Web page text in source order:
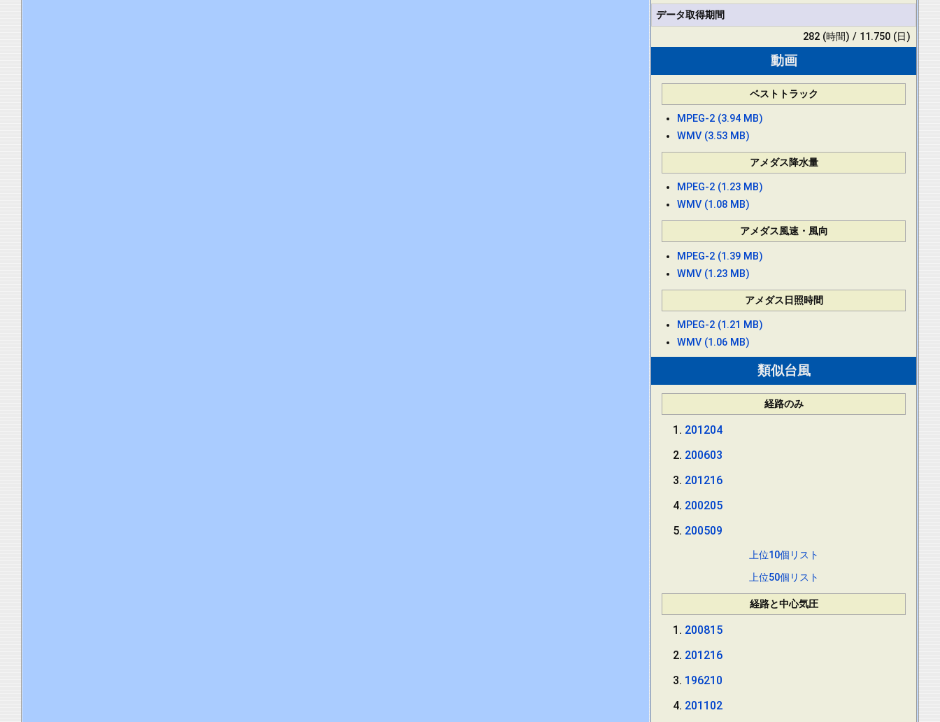
データ取得期間
282 (時間) / 11.750 (日)
動画
ベストトラック
MPEG-2 (3.94 MB)
WMV (3.53 MB)
アメダス降水量
MPEG-2 (1.23 MB)
WMV (1.08 MB)
アメダス風速・風向
MPEG-2 (1.39 MB)
WMV (1.23 MB)
アメダス日照時間
MPEG-2 (1.21 MB)
WMV (1.06 MB)
類似台風
経路のみ
201204
200603
201216
200205
200509
上位10個リスト
上位50個リスト
経路と中心気圧
200815
201216
196210
201102